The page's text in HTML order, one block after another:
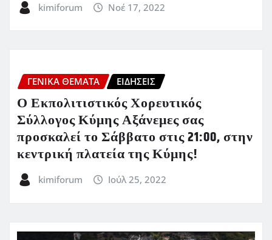
kimiforum Νοέ 17, 2022
ΓΕΝΙΚΑ ΘΕΜΑΤΑ ΕΙΔΗΣΕΙΣ
Ο Εκπολιτιστικός Χορευτικός
Σύλλογος Κύμης Αξάνεμες σας
προσκαλεί το Σάββατο στις 21:00, στην
κεντρική πλατεία της Κύμης!
kimiforum Ιούλ 25, 2022